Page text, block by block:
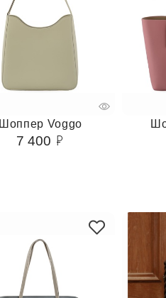
Шоппер Voggo
7 400